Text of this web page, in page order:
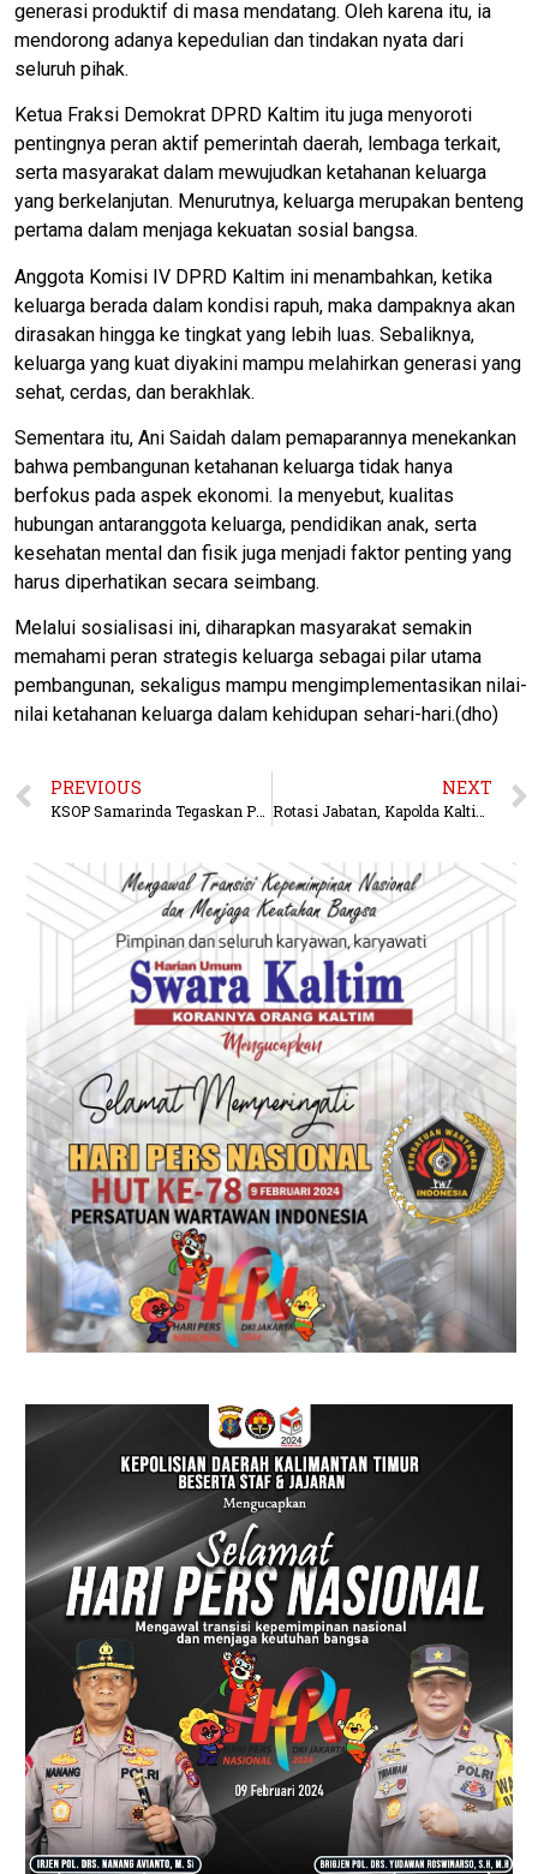
generasi produktif di masa mendatang. Oleh karena itu, ia
mendorong adanya kepedulian dan tindakan nyata dari
seluruh pihak.
Ketua Fraksi Demokrat DPRD Kaltim itu juga menyoroti
pentingnya peran aktif pemerintah daerah, lembaga terkait,
serta masyarakat dalam mewujudkan ketahanan keluarga
yang berkelanjutan. Menurutnya, keluarga merupakan benteng
pertama dalam menjaga kekuatan sosial bangsa.
Anggota Komisi IV DPRD Kaltim ini menambahkan, ketika
keluarga berada dalam kondisi rapuh, maka dampaknya akan
dirasakan hingga ke tingkat yang lebih luas. Sebaliknya,
keluarga yang kuat diyakini mampu melahirkan generasi yang
sehat, cerdas, dan berakhlak.
Sementara itu, Ani Saidah dalam pemaparannya menekankan
bahwa pembangunan ketahanan keluarga tidak hanya
berfokus pada aspek ekonomi. Ia menyebut, kualitas
hubungan antaranggota keluarga, pendidikan anak, serta
kesehatan mental dan fisik juga menjadi faktor penting yang
harus diperhatikan secara seimbang.
Melalui sosialisasi ini, diharapkan masyarakat semakin
memahami peran strategis keluarga sebagai pilar utama
pembangunan, sekaligus mampu mengimplementasikan nilai-
nilai ketahanan keluarga dalam kehidupan sehari-hari.(dho)
PREVIOUS NEXT